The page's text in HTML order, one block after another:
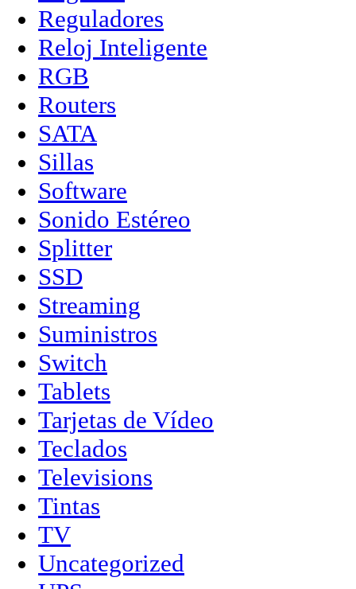
Reguladores
Reloj Inteligente
RGB
Routers
SATA
Sillas
Software
Sonido Estéreo
Splitter
SSD
Streaming
Suministros
Switch
Tablets
Tarjetas de Vídeo
Teclados
Televisions
Tintas
TV
Uncategorized